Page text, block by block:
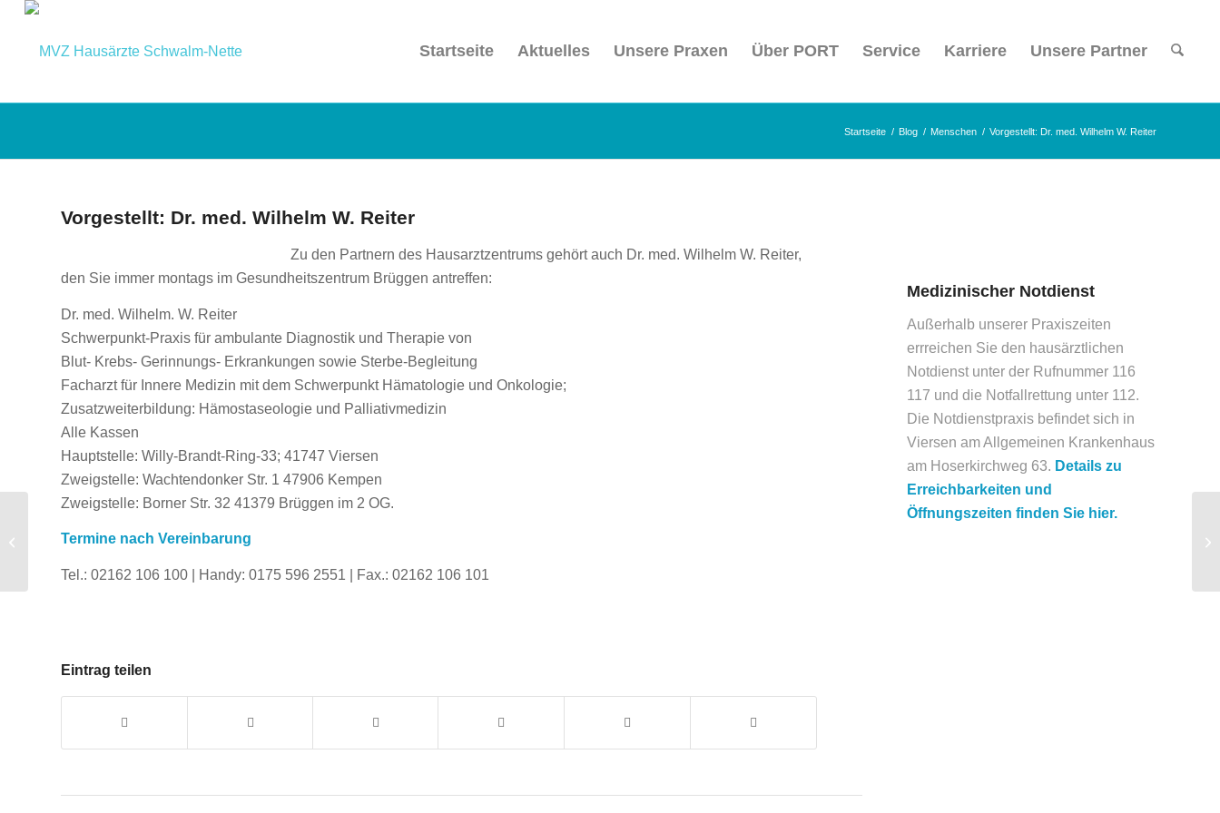
Startseite Aktuelles Unsere Praxen Über PORT Service Karriere Unsere Partner
Startseite / Blog / Menschen / Vorgestellt: Dr. med. Wilhelm W. Reiter
Vorgestellt: Dr. med. Wilhelm W. Reiter
Zu den Partnern des Hausarztzentrums gehört auch Dr. med. Wilhelm W. Reiter,
den Sie immer montags im Gesundheitszentrum Brüggen antreffen:
Dr. med. Wilhelm. W. Reiter
Schwerpunkt-Praxis für ambulante Diagnostik und Therapie von
Blut- Krebs- Gerinnungs- Erkrankungen sowie Sterbe-Begleitung
Facharzt für Innere Medizin mit dem Schwerpunkt Hämatologie und Onkologie;
Zusatzweiterbildung: Hämostaseologie und Palliativmedizin
Alle Kassen
Hauptstelle: Willy-Brandt-Ring-33; 41747 Viersen
Zweigstelle: Wachtendonker Str. 1 47906 Kempen
Zweigstelle: Borner Str. 32 41379 Brüggen im 2 OG.
Termine nach Vereinbarung
Tel.: 02162 106 100 | Handy: 0175 596 2551 | Fax.: 02162 106 101
Eintrag teilen
Medizinischer Notdienst
Außerhalb unserer Praxiszeiten
errreichen Sie den hausärztlichen
Notdienst unter der Rufnummer 116
117 und die Notfallrettung unter 112.
Die Notdienstpraxis befindet sich in
Viersen am Allgemeinen Krankenhaus
am Hoserkirchweg 63. Details zu
Erreichbarkeiten und
Öffnungszeiten finden Sie hier.
Freispruch für das
Frühstücksei und was
Cholesterin wissen...